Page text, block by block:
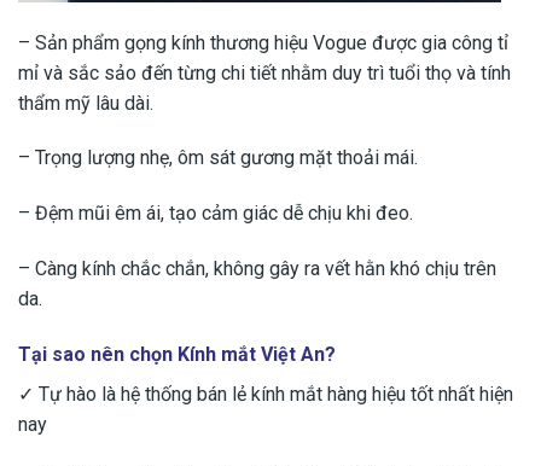
– Sản phẩm gọng kính thương hiệu Vogue được gia công tỉ
mỉ và sắc sảo đến từng chi tiết nhằm duy trì tuổi thọ và tính
thẩm mỹ lâu dài.
– Trọng lượng nhẹ, ôm sát gương mặt thoải mái.
– Đệm mũi êm ái, tạo cảm giác dễ chịu khi đeo.
– Càng kính chắc chắn, không gây ra vết hằn khó chịu trên
da.
Tại sao nên chọn Kính mắt Việt An?
✓ Tự hào là hệ thống bán lẻ kính mắt hàng hiệu tốt nhất hiện
nay